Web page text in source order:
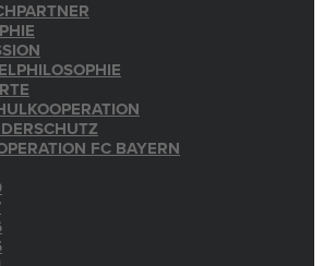
FC BAYERN